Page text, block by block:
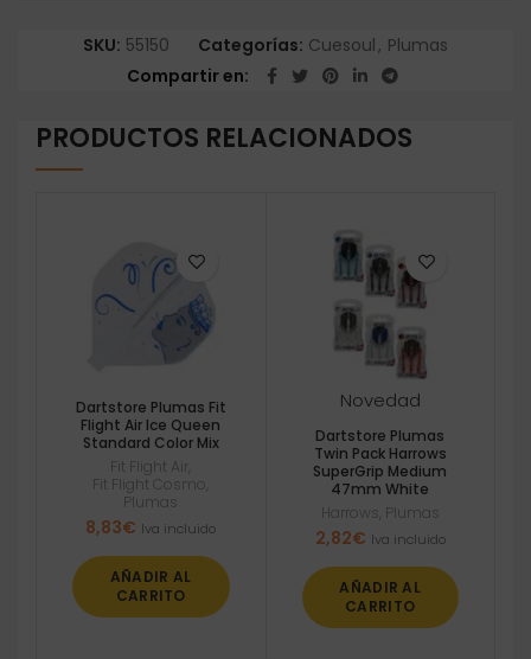
SKU: 55150 Categorías: Cuesoul, Plumas
Compartir en
PRODUCTOS RELACIONADOS
Dartstore Plumas Fit
Flight Air Ice Queen
Standard Color Mix
Fit Flight Air
Fit Flight Cosmo
Plumas
8,83€ Iva incluido
AÑADIR AL
CARRITO
Novedad
Dartstore Plumas
Twin Pack Harrows
SuperGrip Medium
47mm White
Harrows Plumas
2,82€ Iva incluido
AÑADIR AL
CARRITO